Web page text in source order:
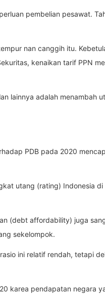
pembelian pesawat.
nan canggih itu.
kenaikan tarif PPN
lainnya adalah menambah
PDB pada 2020
utang (rating) Indonesia di
(debt affordability) juga
sekelompok.
ini relatif rendah, tetapi
karea pendapatan negara